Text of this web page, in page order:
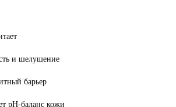
и шелушение
барьер
pH-баланс кожи